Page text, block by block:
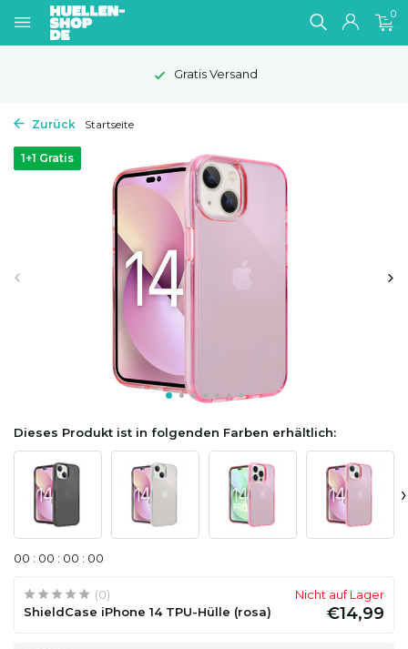
0
Gratis Versand
Zurück Startseite
1+1 Gratis
Dieses Produkt ist in folgenden Farben erhältlich:
›
00 : 00 : 00 : 00
(0)
ShieldCase iPhone 14 TPU-Hülle (rosa)
Nicht auf Lager
€14,99